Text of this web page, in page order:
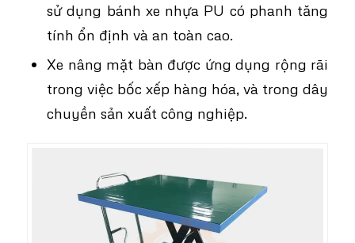
sử dụng bánh xe nhựa PU có phanh tăng
tính ổn định và an toàn cao.
Xe nâng mặt bàn được ứng dụng rộng rãi
trong việc bốc xếp hàng hóa, và trong dây
chuyền sản xuất công nghiệp.